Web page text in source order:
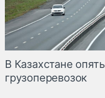
В Казахстане
грузоперевозок